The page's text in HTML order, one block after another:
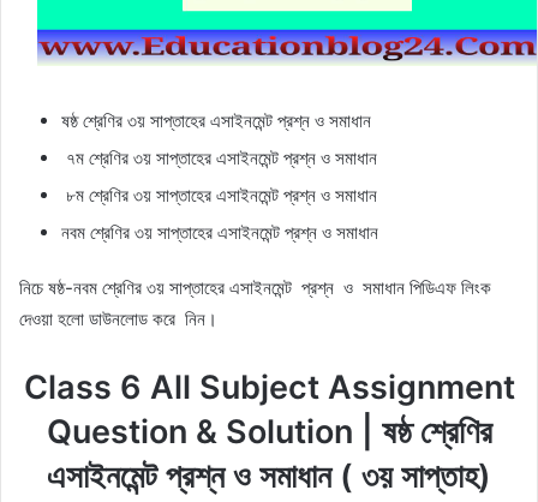
ষষ্ঠ শ্রেণির ৩য় সাপ্তাহের এসাইনমেন্ট প্রশ্ন ও সমাধান
৭ম শ্রেণির ৩য় সাপ্তাহের এসাইনমেন্ট প্রশ্ন ও সমাধান
৮ম শ্রেণির ৩য় সাপ্তাহের এসাইনমেন্ট প্রশ্ন ও সমাধান
নবম শ্রেণির ৩য় সাপ্তাহের এসাইনমেন্ট প্রশ্ন ও সমাধান
নিচে ষষ্ঠ-নবম শ্রেণির ৩য় সাপ্তাহের এসাইনমেন্ট প্রশ্ন ও সমাধান পিডিএফ লিংক
দেওয়া হলো ডাউনলোড করে নিন।
Class 6 All Subject Assignment
Question & Solution | ষষ্ঠ শ্রেণির
এসাইনমেন্ট প্রশ্ন ও সমাধান ( ৩য় সাপ্তাহ)